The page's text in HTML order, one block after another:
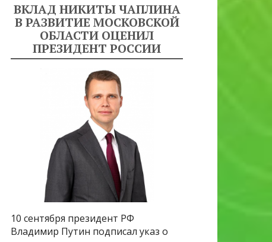
ВКЛАД НИКИТЫ ЧАПЛИНА
В РАЗВИТИЕ МОСКОВСКОЙ
ОБЛАСТИ ОЦЕНИЛ
ПРЕЗИДЕНТ РОССИИ
10 сентября президент РФ
Владимир Путин подписал указ о